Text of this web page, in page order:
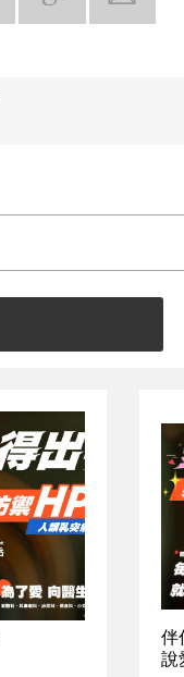
伴
說